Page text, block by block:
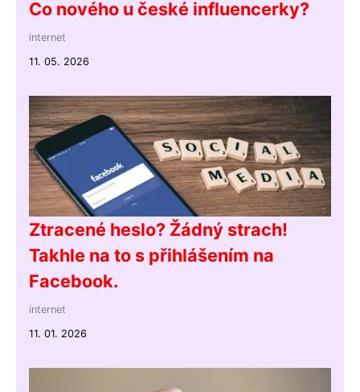
Co nového u české influencerky?
internet
11. 05. 2026
Ztracené heslo? Žádný strach!
Takhle na to s přihlášením na
Facebook.
internet
11. 01. 2026